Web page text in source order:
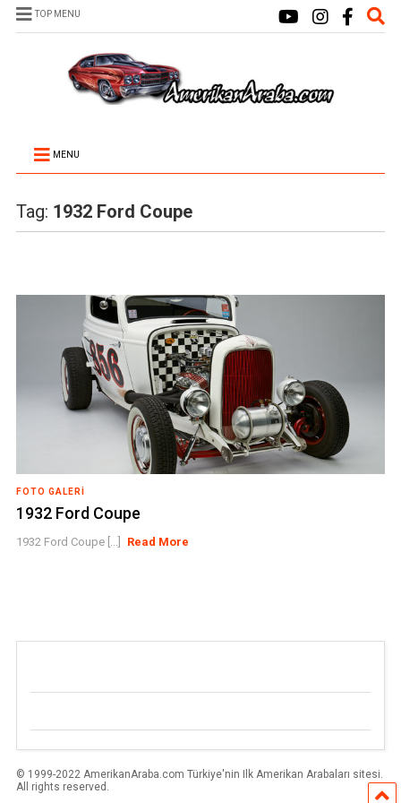
TOP MENU
MENU
Tag: 1932 Ford Coupe
FOTO GALERI
1932 Ford Coupe
1932 Ford Coupe [...] Read More
© 1999-2022 AmerikanAraba.com Türkiye'nin Ilk Amerikan Arabaları sitesi.
All rights reserved.